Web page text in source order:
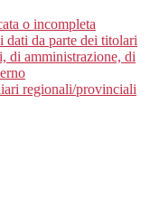
o incompleta
dati da parte dei titolari
di amministrazione, di
regionali/provinciali